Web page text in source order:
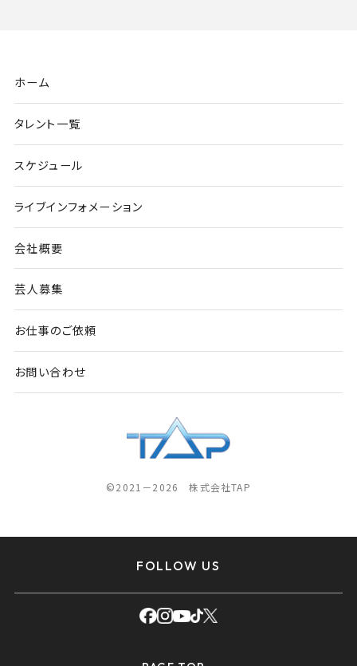
ホーム
タレント一覧
スケジュール
ライブインフォメーション
会社概要
芸人募集
お仕事のご依頼
お問い合わせ
©2021－2026 株式会社TAP
FOLLOW US